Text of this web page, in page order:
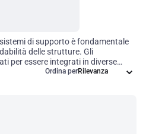
di supporto è fondamentale
delle strutture. Gli
per essere integrati in diverse
versatile per il montaggio e il
Ordina per